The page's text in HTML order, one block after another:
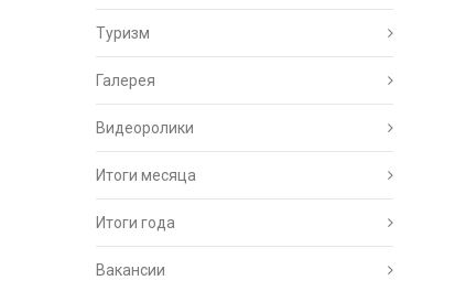
Туризм
Галерея
Видеоролики
Итоги месяца
Итоги года
Вакансии